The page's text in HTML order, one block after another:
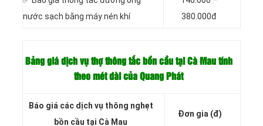
nước sạch bằng máy nén khí
380.000đ
Bảng giá dịch vụ thợ thông tắc bồn cầu tại Cà Mau tính
theo mét dài của Quang Phát
Báo giá các dịch vụ thông nghẹt
bồn cầu tại Cà Mau
Đơn gia (đ)